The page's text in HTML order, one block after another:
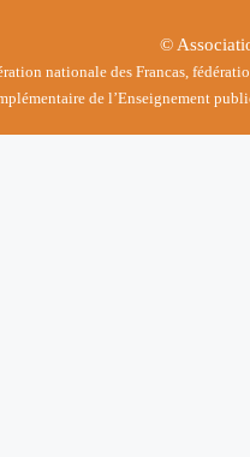
©
nationale des Francas,
de l’Enseignement